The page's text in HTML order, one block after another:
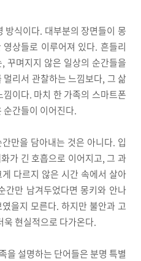
방식이다. 대부분의 장면들이 몽
상들로 이루어져 있다. 흔들리
꾸며지지 않은 일상의 순간들을
리서 관찰하는 느낌보다, 그 삶
이다. 마치 한 가족의 스마트폰
순간들이 이어진다.
만을 담아내는 것은 아니다. 입
가 긴 호흡으로 이어지고, 그 과
다르지 않은 시간 속에서 살아
간만 남겨두었다면 몽키와 안나
을지 모른다. 하지만 불안과 고
욱 현실적으로 다가온다.
을 설명하는 단어들은 분명 특별